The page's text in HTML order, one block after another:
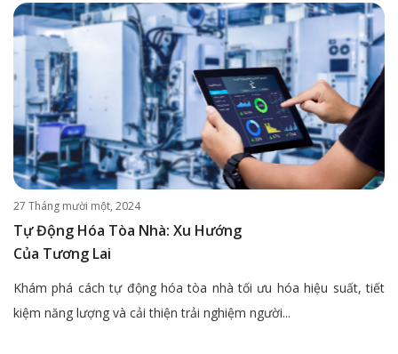
27 Tháng mười một, 2024
Tự Động Hóa Tòa Nhà: Xu Hướng
Của Tương Lai
Khám phá cách tự động hóa tòa nhà tối ưu hóa hiệu suất, tiết
kiệm năng lượng và cải thiện trải nghiệm người...